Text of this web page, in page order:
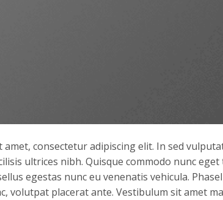
consectetur adipiscing elit. In sed
ultrices nibh. Quisque commodo nunc
egestas nunc eu venenatis vehicula.
volutpat placerat ante. Vestibulum sit amet